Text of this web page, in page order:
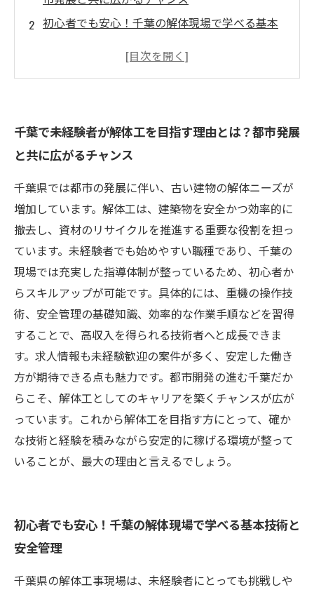
初心者でも安心！千葉の解体現場で学べる基本
スキルを磨いて高収入へ！解体工として求めら
解体作業員になるまで
夢の高収入を実現！千葉の解体工求人でキャリ
アアップする方法
千葉の解体工求人まとめ：未経験歓迎＆高収入
の仕事を探そう
解体工の未来を切り拓く：千葉で安定した収入
と技術を手に入れる秘訣
千葉で未経験者が解体工を目指す理由とは？都市発展
と共に広がるチャンス
千葉県では都市の発展に伴い、古い建物の解体ニーズが
増加しています。解体工は、建築物を安全かつ効率的に
撤去し、資材のリサイクルを推進する重要な役割を担っ
ています。未経験者でも始めやすい職種であり、千葉の
現場では充実した指導体制が整っているため、初心者か
らスキルアップが可能です。具体的には、重機の操作技
術、安全管理の基礎知識、効率的な作業手順などを習得
することで、高収入を得られる技術者へと成長できま
す。求人情報も未経験歓迎の案件が多く、安定した働き
方が期待できる点も魅力です。都市開発の進む千葉だか
らこそ、解体工としてのキャリアを築くチャンスが広が
っています。これから解体工を目指す方にとって、確か
な技術と経験を積みながら安定的に稼げる環境が整って
いることが、最大の理由と言えるでしょう。
初心者でも安心！千葉の解体現場で学べる基本技術と
安全管理
千葉県の解体工事現場は、未経験者にとっても挑戦しや